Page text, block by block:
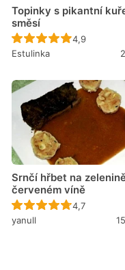
Topinky s pikantní
směsí
Recept
4,9
Estulinka
Srnčí hřbet na
červeném víně
Recept
4,7
yanull